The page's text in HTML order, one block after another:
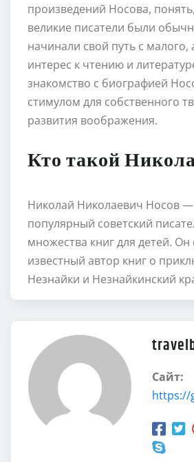
произведений Носова,
великие писатели были
начинали свой путь с малого,
интерес к чтению и
знакомство с биографией
стимулом для собственного
развития воображения.
Кто такой
Николай Николаевич Носов —
популярный советский
множества книг для детей.
известный автор книг о
Незнайки и Незнайкинский
Сайт:
https://